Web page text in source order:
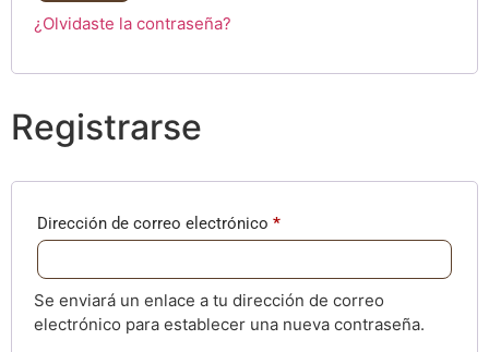
¿Olvidaste la contraseña?
Registrarse
Dirección de correo electrónico *
Se enviará un enlace a tu dirección de correo
electrónico para establecer una nueva contraseña.